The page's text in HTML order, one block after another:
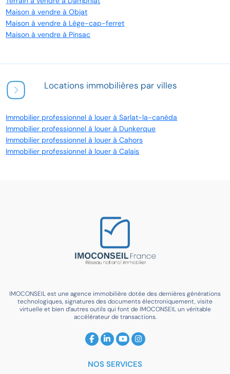
Maison à vendre à Objat
Maison à vendre à Lège-cap-ferret
Maison à vendre à Pinsac
Locations immobilières par villes
Immobilier professionnel à louer à Sarlat-la-canéda
Immobilier professionnel à louer à Dunkerque
Immobilier professionnel à louer à Cahors
Immobilier professionnel à louer à Calais
IMOCONSEIL est une agence immobilière dotée des dernières générations
technologiques, signatures des documents électroniquement, visite
virtuelle et bien d’autres outils qui font de IMOCONSEIL un véritable
accélérateur de transactions.
NOS SERVICES